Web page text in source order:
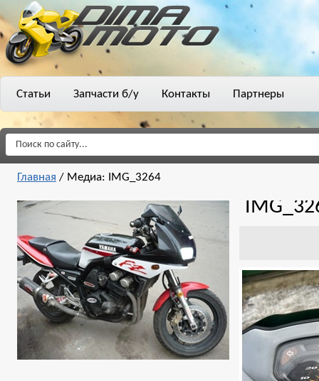
Статьи Запчасти б/у Контакты Партнеры
Главная / Медиа: IMG_3264